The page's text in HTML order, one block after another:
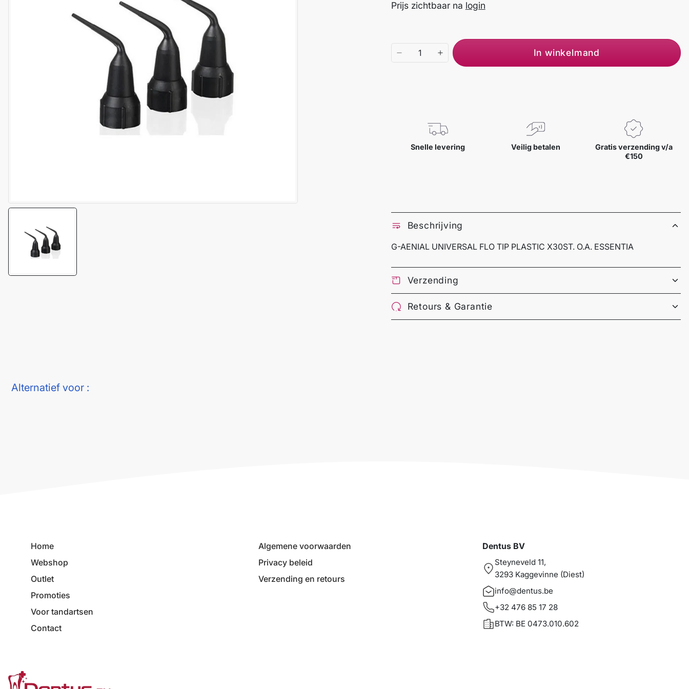
Prijs zichtbaar na login
In winkelmand
Snelle levering Veilig betalen
Gratis verzending v/a
€150
Beschrijving
G-AENIAL UNIVERSAL FLO TIP PLASTIC X30ST. O.A. ESSENTIA
Verzending
Retours & Garantie
Alternatief voor :
Home
Webshop
Outlet
Promoties
Voor tandartsen
Contact
Algemene voorwaarden
Privacy beleid
Verzending en retours
Dentus BV
Steyneveld 11,
3293 Kaggevinne (Diest)
info@dentus.be
+32 476 85 17 28
BTW: BE 0473.010.602